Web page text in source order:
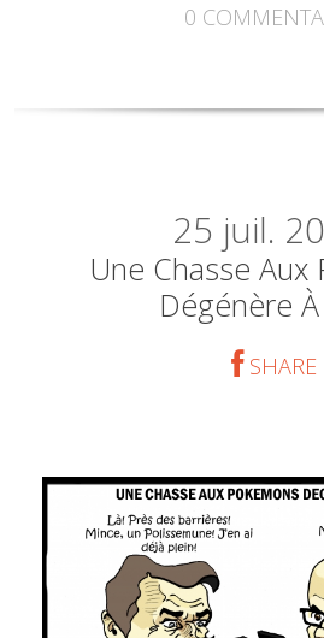
0
25 juil.
Une Chasse Aux
Dégénère
SHARE